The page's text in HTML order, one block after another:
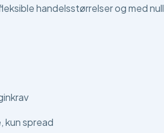
handelsstørrelser og med null
kun spread